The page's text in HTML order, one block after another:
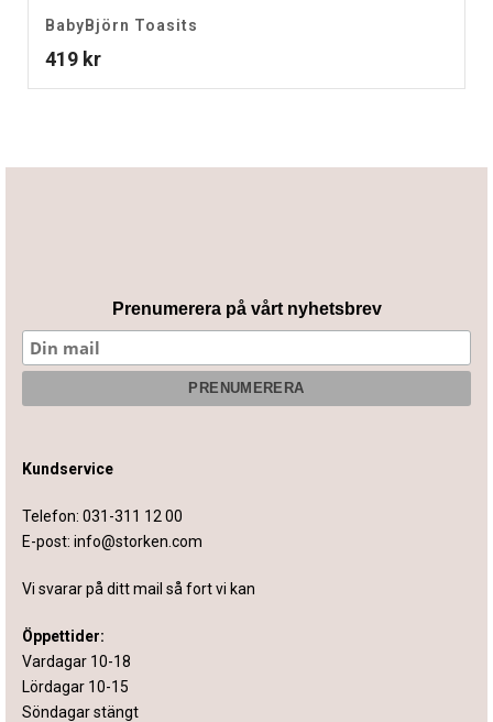
BabyBjörn Toasits
419 kr
Prenumerera på vårt nyhetsbrev
Kundservice
Telefon: 031-311 12 00
E-post: info@storken.com
Vi svarar på ditt mail så fort vi kan
Öppettider:
Vardagar 10-18
Lördagar 10-15
Söndagar stängt